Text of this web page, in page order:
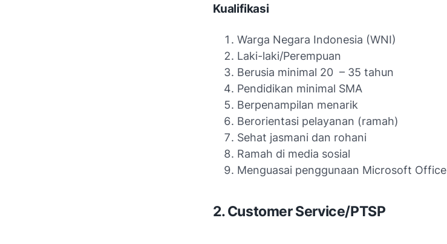
Kualifikasi
Warga Negara Indonesia (WNI)
Laki-laki/Perempuan
Berusia minimal 20 – 35 tahun
Pendidikan minimal SMA
Berpenampilan menarik
Berorientasi pelayanan (ramah)
Sehat jasmani dan rohani
Ramah di media sosial
Menguasai penggunaan Microsoft Office
2. Customer Service/PTSP